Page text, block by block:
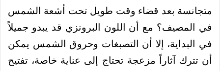
متجانسة بعد قضاء وقت طويل تحت أشعة الشمس
في المصيف؟ مع أن اللون البرونزي قد يبدو جميلاً
في البداية، إلا أن التصبغات وحروق الشمس يمكن
أن تترك آثاراً مزعجة تحتاج إلى عناية خاصة، تفتيح